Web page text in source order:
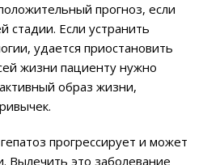
прогноз, если
стадии. Если устранить
удается приостановить
жизни пациенту нужно
образ жизни,
прогрессирует и может
Вылечить это заболевание